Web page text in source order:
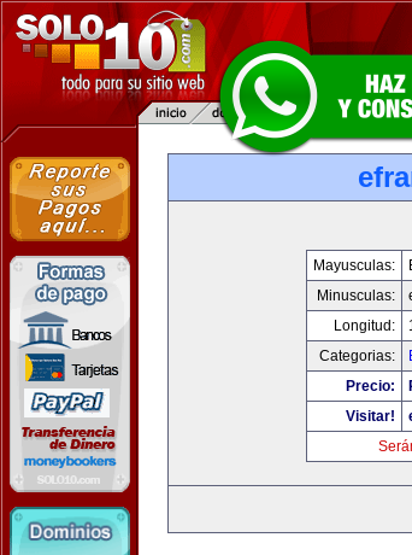
Mayusculas:
Minusculas:
Longitud:
Categorias:
Precio:
Visitar!